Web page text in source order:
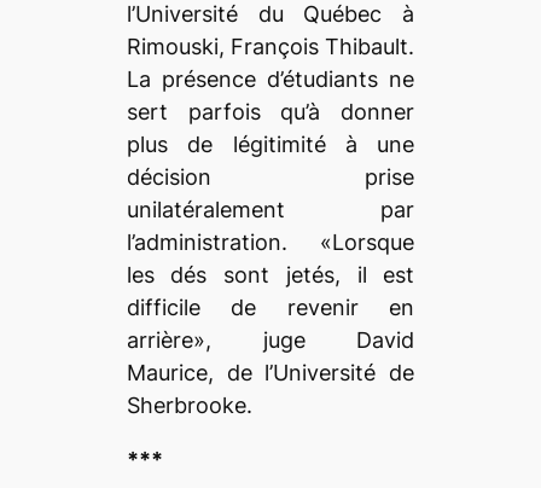
l’Université du Québec à
Rimouski, François Thibault.
La présence d’étudiants ne
sert parfois qu’à donner
plus de légitimité à une
décision prise
unilatéralement par
l’administration. «Lorsque
les dés sont jetés, il est
difficile de revenir en
arrière», juge David
Maurice, de l’Université de
Sherbrooke.
***